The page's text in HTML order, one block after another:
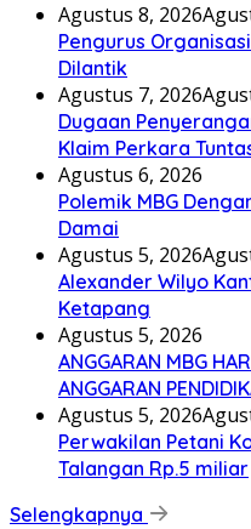
Agustus 8, 2026
Pengurus
Dilantik
Agustus 7, 2026
Dugaan
Klaim Perkara
Agustus 6, 2026
Polemik MBG
Damai
Agustus 5, 2026
Alexander Wilyo
Ketapang
Agustus 5, 2026
ANGGARAN MBG
ANGGARAN
Agustus 5, 2026
Perwakilan Petani
Talangan Rp.5 miliar
Selengkapnya